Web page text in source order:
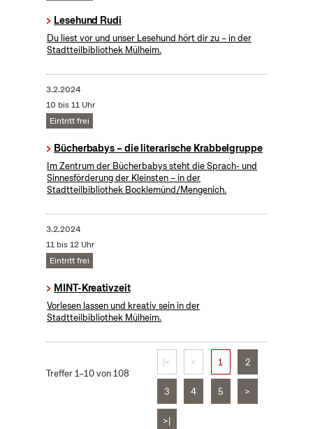
Lesehund Rudi
Du liest vor und unser Lesehund hört dir zu – in der
Stadtteilbibliothek Mülheim.
3.2.2024
10 bis 11 Uhr
Eintritt frei
Bücherbabys – die literarische Krabbelgruppe
Im Zentrum der Bücherbabys steht die Sprach- und
Sinnesförderung der Kleinsten – in der
Stadtteilbibliothek Bocklemünd/Mengenich.
3.2.2024
11 bis 12 Uhr
Eintritt frei
MINT-Kreativzeit
Vorlesen lassen und kreativ sein in der
Stadtteilbibliothek Mülheim.
Treffer 1–10 von 108
|< < 1 2
3 4 5 >
>|